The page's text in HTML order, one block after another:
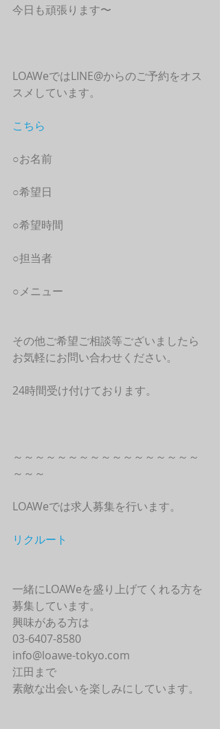
今日も頑張ります〜
LOAWeではLINE@からのご予約をオス
スメしています。
こちら
○お名前
○希望日
○希望時間
○担当者
○メニュー
その他ご希望ご相談等ございましたら
お気軽にお問い合わせください。
24時間受け付けております。
～～～～～～～～～～～～～～～～～
～～～
LOAWeでは求人募集を行います。
リクルート
一緒にLOAWeを盛り上げてくれる方を
募集しています。
興味がある方は
03-6407-8580
info@loawe-tokyo.com
江田まで
素敵な出会いを楽しみにしています。